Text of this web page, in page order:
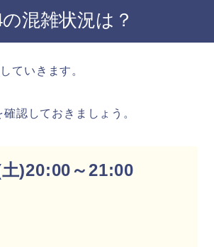
混雑状況は？
ていきます。
認しておきましょう。
土)20:00～21:00